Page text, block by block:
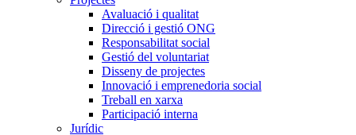
Avaluació i qualitat
Direcció i gestió ONG
Responsabilitat social
Gestió del voluntariat
Disseny de projectes
Innovació i emprenedoria social
Treball en xarxa
Participació interna
Jurídic